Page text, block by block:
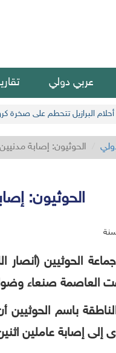
عربي دولي
الحوثيون: إصابة
الحوثيون:
الحوثيين (أنصار
العاصمة صنعاء
باسم
إصابة عاملين